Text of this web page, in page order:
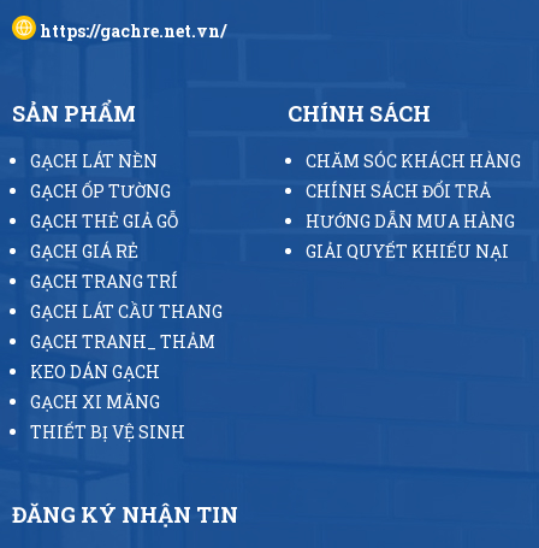
https://gachre.net.vn/
SẢN PHẨM
GẠCH LÁT NỀN
GẠCH ỐP TƯỜNG
GẠCH THẺ GIẢ GỖ
GẠCH GIÁ RẺ
GẠCH TRANG TRÍ
GẠCH LÁT CẦU THANG
GẠCH TRANH_ THẢM
KEO DÁN GẠCH
GẠCH XI MĂNG
THIẾT BỊ VỆ SINH
CHÍNH SÁCH
CHĂM SÓC KHÁCH HÀNG
CHÍNH SÁCH ĐỔI TRẢ
HƯỚNG DẪN MUA HÀNG
GIẢI QUYẾT KHIẾU NẠI
ĐĂNG KÝ NHẬN TIN